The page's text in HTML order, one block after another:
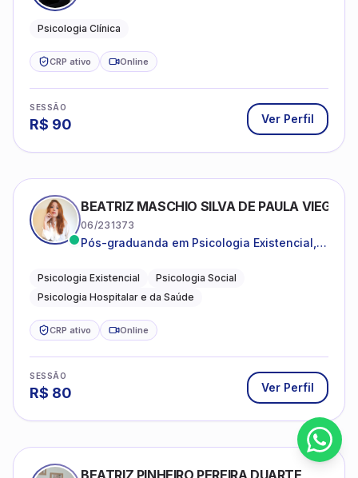
Psicologia Clínica
CRP ativo Online
SESSÃO
R$ 90 Ver Perfil
BEATRIZ MASCHIO SILVA DE PAULA VIEGAS
06/231373
Pós-graduanda em Psicologia Existencial,
da Saúde.
Psicologia Existencial
Psicologia Social
Psicologia Hospitalar e da Saúde
CRP ativo Online
SESSÃO
R$ 80 Ver Perfil
BEATRIZ PINHEIRO PEREIRA DUARTE